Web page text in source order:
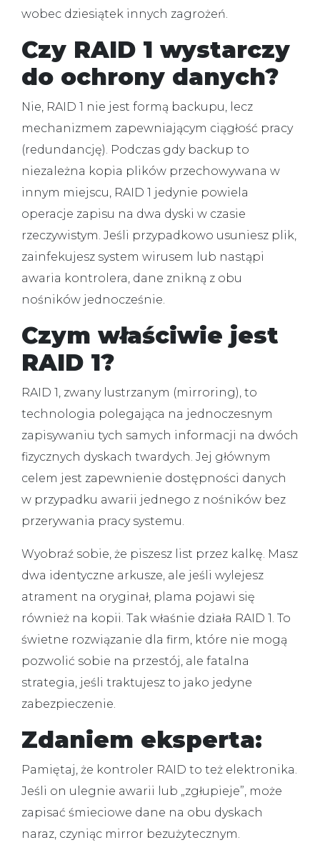
wobec dziesiątek innych zagrożeń.
Czy RAID 1 wystarczy
do ochrony danych?
Nie, RAID 1 nie jest formą backupu, lecz
mechanizmem zapewniającym ciągłość pracy
(redundancję). Podczas gdy backup to
niezależna kopia plików przechowywana w
innym miejscu, RAID 1 jedynie powiela
operacje zapisu na dwa dyski w czasie
rzeczywistym. Jeśli przypadkowo usuniesz plik,
zainfekujesz system wirusem lub nastąpi
awaria kontrolera, dane znikną z obu
nośników jednocześnie.
Czym właściwie jest
RAID 1?
RAID 1, zwany lustrzanym (mirroring), to
technologia polegająca na jednoczesnym
zapisywaniu tych samych informacji na dwóch
fizycznych dyskach twardych. Jej głównym
celem jest zapewnienie dostępności danych
w przypadku awarii jednego z nośników bez
przerywania pracy systemu.
Wyobraź sobie, że piszesz list przez kalkę. Masz
dwa identyczne arkusze, ale jeśli wylejesz
atrament na oryginał, plama pojawi się
również na kopii. Tak właśnie działa RAID 1. To
świetne rozwiązanie dla firm, które nie mogą
pozwolić sobie na przestój, ale fatalna
strategia, jeśli traktujesz to jako jedyne
zabezpieczenie.
Zdaniem eksperta:
Pamiętaj, że kontroler RAID to też elektronika.
Jeśli on ulegnie awarii lub „zgłupieje”, może
zapisać śmieciowe dane na obu dyskach
naraz, czyniąc mirror bezużytecznym.